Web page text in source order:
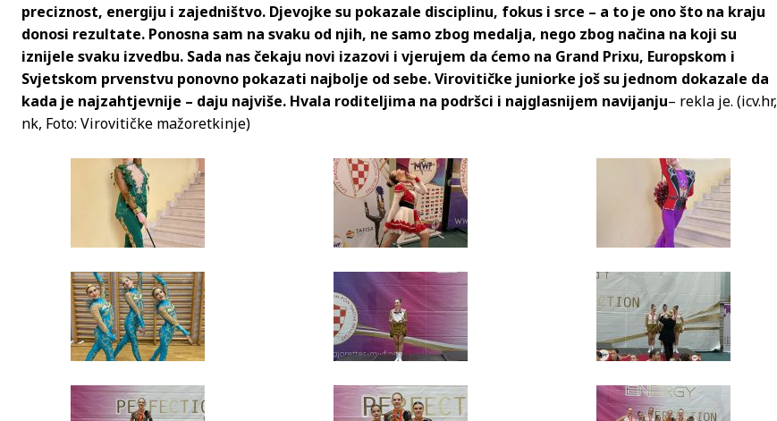
preciznost, energiju i zajedništvo. Djevojke su pokazale disciplinu, fokus i srce – a to je ono što na kraju
donosi rezultate. Ponosna sam na svaku od njih, ne samo zbog medalja, nego zbog načina na koji su
iznijele svaku izvedbu. Sada nas čekaju novi izazovi i vjerujem da ćemo na Grand Prixu, Europskom i
Svjetskom prvenstvu ponovno pokazati najbolje od sebe. Virovitičke juniorke još su jednom dokazale da
kada je najzahtjevnije – daju najviše. Hvala roditeljima na podršci i najglasnijem navijanju– rekla je. (icv.hr,
nk, Foto: Virovitičke mažoretkinje)